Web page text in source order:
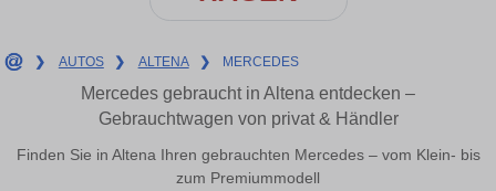
❯ AUTOS ❯ ALTENA ❯ MERCEDES
Mercedes gebraucht in Altena entdecken –
Gebrauchtwagen von privat & Händler
Finden Sie in Altena Ihren gebrauchten Mercedes – vom Klein- bis
zum Premiummodell